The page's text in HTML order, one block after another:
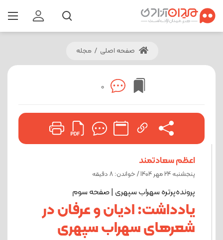
صفحه اصلی / مجله
0
اعظم سعادتمند
پنجشنبه 24 مهر 1404 / خواندن: 8 دقیقه
پرونده‌پرتره سهراب سپهری | صفحه سوم
یادداشت: ادیان و عرفان در
شعرهای سهراب سپهری